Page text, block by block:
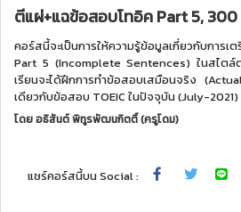
ตีแผ่+แฉข้อสอบโทอิค Part 5,
คอร์สนี้จะเป็นการให้ความรู้ข้อมูลเกี่ยวกับการ
Part 5 (Incomplete Sentences) ในสไตล์
เรียนจะได้ฝึกการทำข้อสอบเสมือนจริง
เดียวกับข้อสอบ TOEIC ในปัจจุบัน (July-2021)
โดยอธิสันต์ พิทูรพัฒนกิตติ์ (ครูโดม)
แชร์คอร์สนี้บน Social :